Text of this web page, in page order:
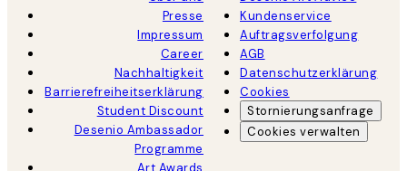
Presse
Impressum
Career
Nachhaltigkeit
Barrierefreiheitserklärung
Student Discount
Desenio Ambassador
Programme
Art Awards
Kundenservice
Auftragsverfolgung
AGB
Datenschutzerklärung
Cookies
Stornierungsanfrage
Cookies verwalten